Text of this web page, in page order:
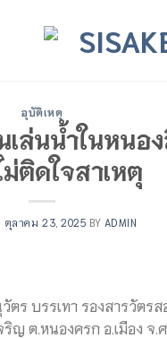
อุบัติเหตุ
เล่นน้ำในหน
ติดใจสาเหตุ
ตุลาคม 23, 2025 BY ADMIN
ร บรรเทา รองสารวัตร
ญ ต.หนองครก อ.เมือง จ